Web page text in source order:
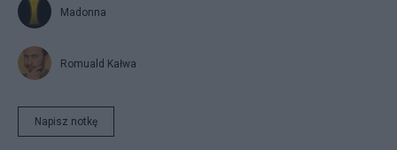
Madonna
Romuald Kałwa
Napisz notkę